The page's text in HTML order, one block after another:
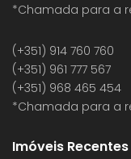
*Chamada para a
(+351) 914 760 760
(+351) 961 777 567
(+351) 968 465 454
*Chamada para a
Imóveis Recentes